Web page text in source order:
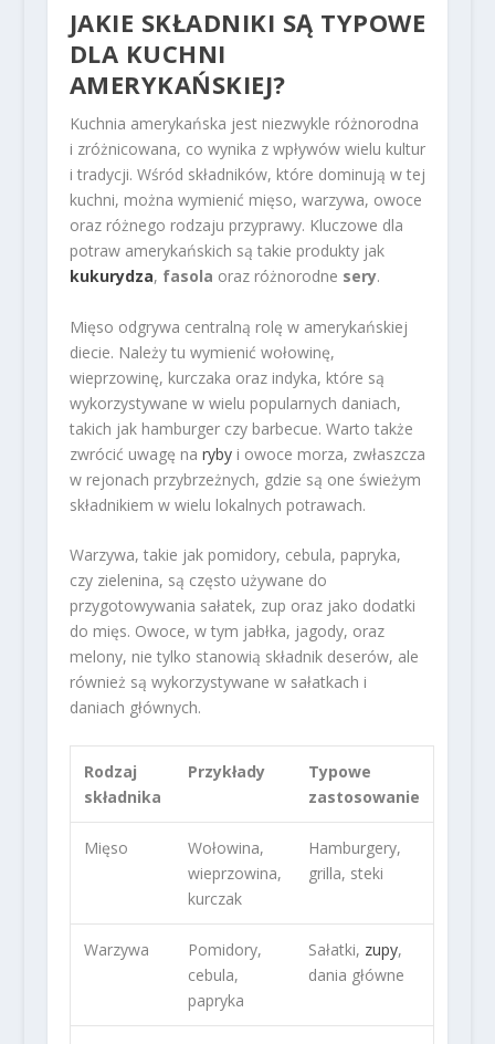
JAKIE SKŁADNIKI SĄ TYPOWE
DLA KUCHNI
AMERYKAŃSKIEJ?
Kuchnia amerykańska jest niezwykle różnorodna
i zróżnicowana, co wynika z wpływów wielu kultur
i tradycji. Wśród składników, które dominują w tej
kuchni, można wymienić mięso, warzywa, owoce
oraz różnego rodzaju przyprawy. Kluczowe dla
potraw amerykańskich są takie produkty jak
kukurydza, fasola oraz różnorodne sery.
Mięso odgrywa centralną rolę w amerykańskiej
diecie. Należy tu wymienić wołowinę,
wieprzowinę, kurczaka oraz indyka, które są
wykorzystywane w wielu popularnych daniach,
takich jak hamburger czy barbecue. Warto także
zwrócić uwagę na rybyi owoce morza, zwłaszcza
w rejonach przybrzeżnych, gdzie są one świeżym
składnikiem w wielu lokalnych potrawach.
Warzywa, takie jak pomidory, cebula, papryka,
czy zielenina, są często używane do
przygotowywania sałatek, zup oraz jako dodatki
do mięs. Owoce, w tym jabłka, jagody, oraz
melony, nie tylko stanowią składnik deserów, ale
również są wykorzystywane w sałatkach i
daniach głównych.
Rodzaj
składnika
Przykłady
Typowe
zastosowanie
Mięso
Wołowina,
wieprzowina,
kurczak
Hamburgery,
grilla, steki
Warzywa
Pomidory,
cebula,
papryka
Sałatki, zupy,
dania główne